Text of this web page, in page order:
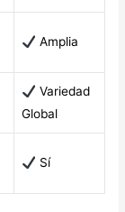
Amplia
Variedad
Global
Sí